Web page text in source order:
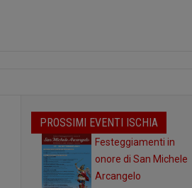
PROSSIMI EVENTI ISCHIA
Festeggiamenti in
onore di San Michele
Arcangelo